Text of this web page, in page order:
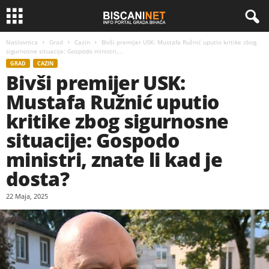
Naslovnica Grad Cazin
Bivši premijer USK: Mustafa Ružnić uputio kritike zbog
sigurnosne situacije: Gospodo ministri,...
GRAD CAZIN
Bivši premijer USK:
Mustafa Ružnić uputio
kritike zbog sigurnosne
situacije: Gospodo
ministri, znate li kad je
dosta?
22 Maja, 2025